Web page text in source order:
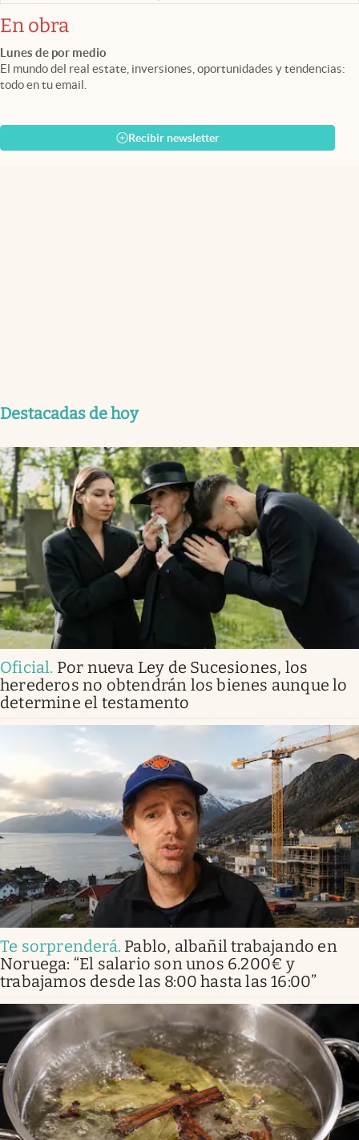
En obra
Lunes de por medio
El mundo del real estate, inversiones, oportunidades y tendencias:
todo en tu email.
Recibir newsletter
Destacadas de hoy
Oficial. Por nueva Ley de Sucesiones, los
herederos no obtendrán los bienes aunque lo
determine el testamento
Te sorprenderá. Pablo, albañil trabajando en
Noruega: “El salario son unos 6.200€ y
trabajamos desde las 8:00 hasta las 16:00”